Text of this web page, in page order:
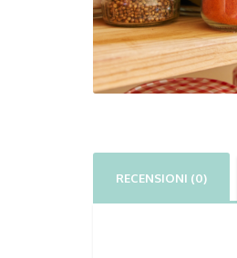
RECENSIONI (0)